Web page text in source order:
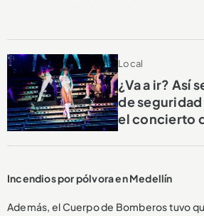
Local
¿Va a ir? Así
de
el concierto
Incendios por pólvora en Medellín
Además, el Cuerpo de Bomberos tuvo